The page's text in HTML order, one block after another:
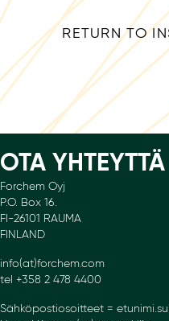
RETURN TO
OTA YHTEYTTÄ
Forchem Oyj
P.O. Box 16.
FI-26101 RAUMA
FINLAND
info(at)forchem.com
tel +358 2 478 4400
Sähköpostiosoitteet =